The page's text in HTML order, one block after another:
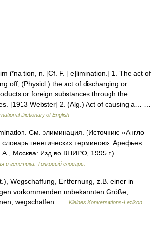
i*na tion, n. [Cf. F. [ e]limination.] 1. The act of
off; (Physiol.) the act of discharging or
or foreign substances through the
[1913 Webster] 2. (Alg.) Act of causing a… …
Dictionary of English
См. элиминация. (Источник: «Англо
словарь генетических терминов». Арефьев
Москва: Изд во ВНИРО, 1995 г.) …
и генетика. Толковый словарь.
Wegschaffung, Entfernung, z.B. einer in
vorkommenden unbekannten Größe;
wegschaffen …
Kleines Konversations-Lexikon